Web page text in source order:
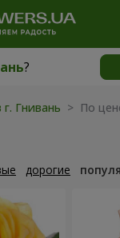
?|
Гнивань > По
дорогие